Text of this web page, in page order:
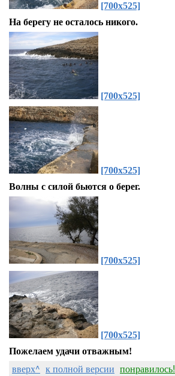
[700x525]
На берегу не осталось никого.
[700x525]
[700x525]
Волны с силой бьются о берег.
[700x525]
[700x525]
Пожелаем удачи отважным!
вверх^ к полной версии понравилось!